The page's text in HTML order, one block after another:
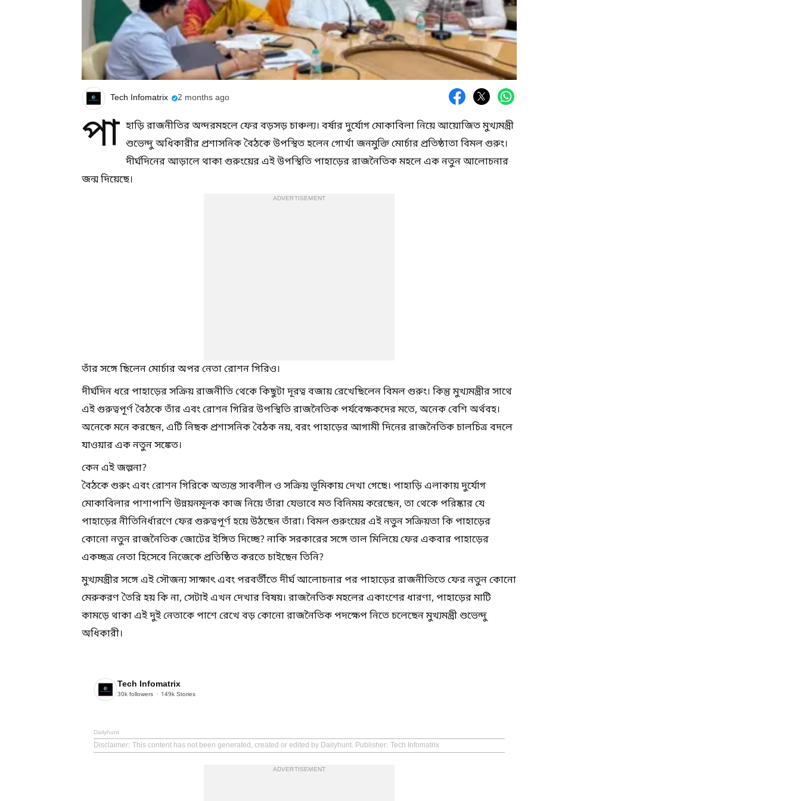
Tech Infomatrix 2 months ago
পা হাড়ি রাজনীতির অন্দরমহলে ফের বড়সড় চাঞ্চল্য। বর্ষার দুর্যোগ মোকাবিলা নিয়ে আয়োজিত মুখ্যমন্ত্রী
শুভেন্দু অধিকারীর প্রশাসনিক বৈঠকে উপস্থিত হলেন গোর্খা জনমুক্তি মোর্চার প্রতিষ্ঠাতা বিমল গুরুং।
দীর্ঘদিনের আড়ালে থাকা গুরুংয়ের এই উপস্থিতি পাহাড়ের রাজনৈতিক মহলে এক নতুন আলোচনার
জন্ম দিয়েছে।
ADVERTISEMENT
তাঁর সঙ্গে ছিলেন মোর্চার অপর নেতা রোশন গিরিও।
দীর্ঘদিন ধরে পাহাড়ের সক্রিয় রাজনীতি থেকে কিছুটা দূরত্ব বজায় রেখেছিলেন বিমল গুরুং। কিন্তু মুখ্যমন্ত্রীর সাথে
এই গুরুত্বপূর্ণ বৈঠকে তাঁর এবং রোশন গিরির উপস্থিতি রাজনৈতিক পর্যবেক্ষকদের মতে, অনেক বেশি অর্থবহ।
অনেকে মনে করছেন, এটি নিছক প্রশাসনিক বৈঠক নয়, বরং পাহাড়ের আগামী দিনের রাজনৈতিক চালচিত্র বদলে
যাওয়ার এক নতুন সঙ্কেত।
কেন এই জল্পনা?
বৈঠকে গুরুং এবং রোশন গিরিকে অত্যন্ত সাবলীল ও সক্রিয় ভূমিকায় দেখা গেছে। পাহাড়ি এলাকায় দুর্যোগ
মোকাবিলার পাশাপাশি উন্নয়নমূলক কাজ নিয়ে তাঁরা যেভাবে মত বিনিময় করেছেন, তা থেকে পরিষ্কার যে
পাহাড়ের নীতিনির্ধারণে ফের গুরুত্বপূর্ণ হয়ে উঠছেন তাঁরা। বিমল গুরুংয়ের এই নতুন সক্রিয়তা কি পাহাড়ের
কোনো নতুন রাজনৈতিক জোটের ইঙ্গিত দিচ্ছে? নাকি সরকারের সঙ্গে তাল মিলিয়ে ফের একবার পাহাড়ের
একচ্ছত্র নেতা হিসেবে নিজেকে প্রতিষ্ঠিত করতে চাইছেন তিনি?
মুখ্যমন্ত্রীর সঙ্গে এই সৌজন্য সাক্ষাৎ এবং পরবর্তীতে দীর্ঘ আলোচনার পর পাহাড়ের রাজনীতিতে ফের নতুন কোনো
মেরুকরণ তৈরি হয় কি না, সেটাই এখন দেখার বিষয়। রাজনৈতিক মহলের একাংশের ধারণা, পাহাড়ের মাটি
কামড়ে থাকা এই দুই নেতাকে পাশে রেখে বড় কোনো রাজনৈতিক পদক্ষেপ নিতে চলেছেন মুখ্যমন্ত্রী শুভেন্দু
অধিকারী।
Tech Infomatrix
30k followers 149k Stories
Dailyhunt
Disclaimer: This content has not been generated, created or edited by Dailyhunt. Publisher: Tech Infomatrix
ADVERTISEMENT